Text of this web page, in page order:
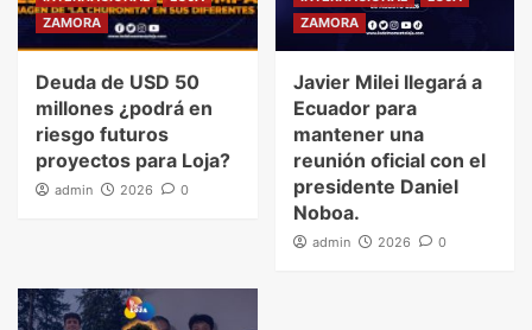
ZAMORA
Deuda de USD 50
millones ¿podrá en
riesgo futuros
proyectos para Loja?
admin 2026 0
ZAMORA
Javier Milei llegará a
Ecuador para
mantener una
reunión oficial con el
presidente Daniel
Noboa.
admin 2026 0